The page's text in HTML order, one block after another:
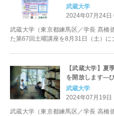
教授×ちょんまげ
武蔵大学
2024年07月24日
武蔵大学（東京都練馬区／学長 髙橋
た第67回土曜講座を8月31日（土）
【武蔵大学】夏
を開放します―
チャンス―
武蔵大学
2024年07月19日
武蔵大学（東京都練馬区／学長 高橋